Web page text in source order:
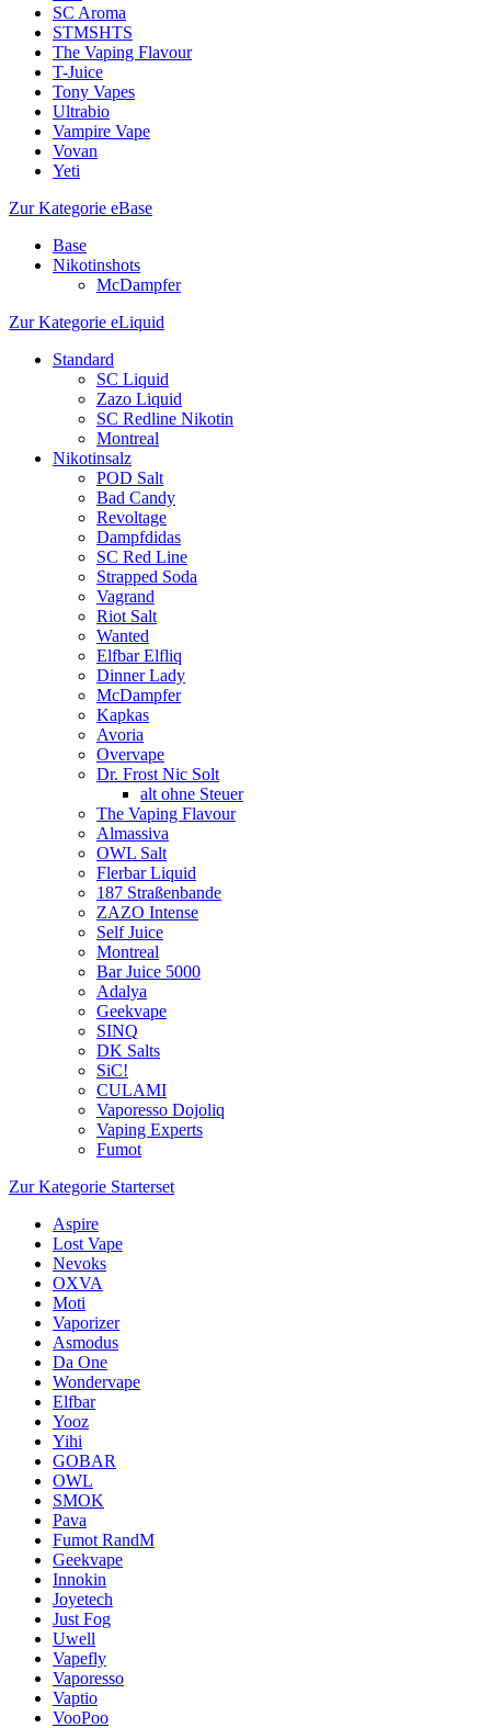
SC Aroma
STMSHTS
The Vaping Flavour
T-Juice
Tony Vapes
Ultrabio
Vampire Vape
Vovan
Yeti
Zur Kategorie eBase
Base
Nikotinshots
McDampfer
Zur Kategorie eLiquid
Standard
SC Liquid
Zazo Liquid
SC Redline Nikotin
Montreal
Nikotinsalz
POD Salt
Bad Candy
Revoltage
Dampfdidas
SC Red Line
Strapped Soda
Vagrand
Riot Salt
Wanted
Elfbar Elfliq
Dinner Lady
McDampfer
Kapkas
Avoria
Overvape
Dr. Frost Nic Solt
alt ohne Steuer
The Vaping Flavour
Almassiva
OWL Salt
Flerbar Liquid
187 Straßenbande
ZAZO Intense
Self Juice
Montreal
Bar Juice 5000
Adalya
Geekvape
SINQ
DK Salts
SiC!
CULAMI
Vaporesso Dojoliq
Vaping Experts
Fumot
Zur Kategorie Starterset
Aspire
Lost Vape
Nevoks
OXVA
Moti
Vaporizer
Asmodus
Da One
Wondervape
Elfbar
Yooz
Yihi
GOBAR
OWL
SMOK
Pava
Fumot RandM
Geekvape
Innokin
Joyetech
Just Fog
Uwell
Vapefly
Vaporesso
Vaptio
VooPoo